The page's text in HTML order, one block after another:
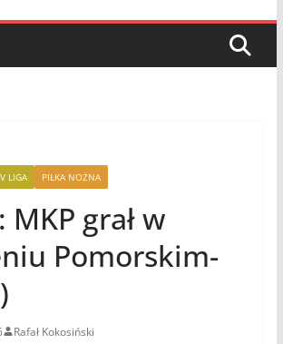
LIGA PIŁKA NOŻNA
MKP grał w
Pomorskim-
Rafał Kokosiński